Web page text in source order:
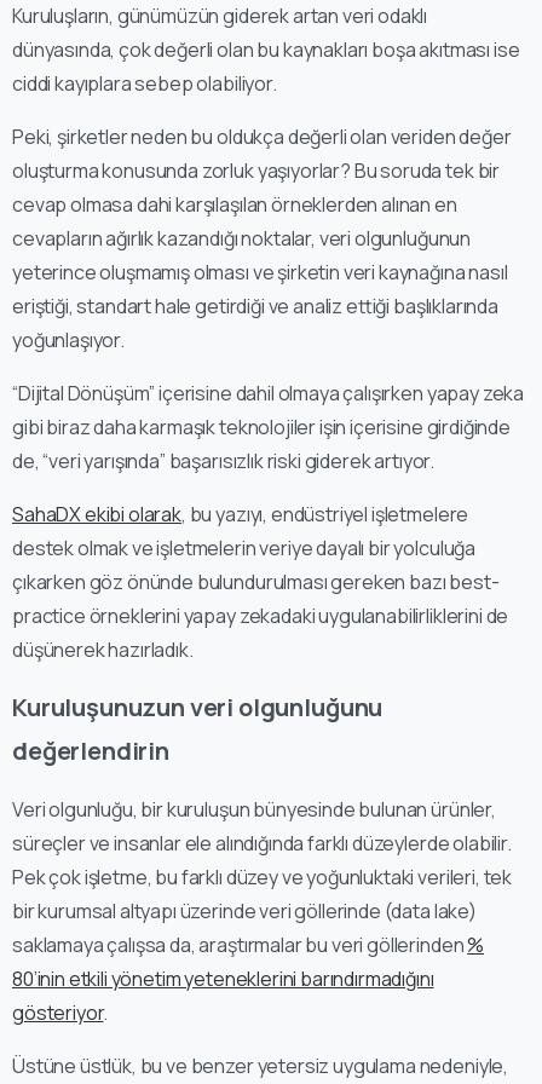
Kuruluşların, günümüzün giderek artan veri odaklı
dünyasında, çok değerli olan bu kaynakları boşa akıtması ise
ciddi kayıplara sebep olabiliyor.
Peki, şirketler neden bu oldukça değerli olan veriden değer
oluşturma konusunda zorluk yaşıyorlar? Bu soruda tek bir
cevap olmasa dahi karşılaşılan örneklerden alınan en
cevapların ağırlık kazandığı noktalar, veri olgunluğunun
yeterince oluşmamış olması ve şirketin veri kaynağına nasıl
eriştiği, standart hale getirdiği ve analiz ettiği başlıklarında
yoğunlaşıyor.
“Dijital Dönüşüm” içerisine dahil olmaya çalışırken yapay zeka
gibi biraz daha karmaşık teknolojiler işin içerisine girdiğinde
de, “veri yarışında” başarısızlık riski giderek artıyor.
SahaDX ekibi olarak, bu yazıyı, endüstriyel işletmelere
destek olmak ve işletmelerin veriye dayalı bir yolculuğa
çıkarken göz önünde bulundurulması gereken bazı best-
practice örneklerini yapay zekadaki uygulanabilirliklerini de
düşünerek hazırladık.
Kuruluşunuzun veri olgunluğunu
değerlendirin
Veri olgunluğu, bir kuruluşun bünyesinde bulunan ürünler,
süreçler ve insanlar ele alındığında farklı düzeylerde olabilir.
Pek çok işletme, bu farklı düzey ve yoğunluktaki verileri, tek
bir kurumsal altyapı üzerinde veri göllerinde (data lake)
saklamaya çalışsa da, araştırmalar bu veri göllerinden%
80’inin etkili yönetim yeteneklerini barındırmadığını
gösteriyor.
Üstüne üstlük, bu ve benzer yetersiz uygulama nedeniyle,